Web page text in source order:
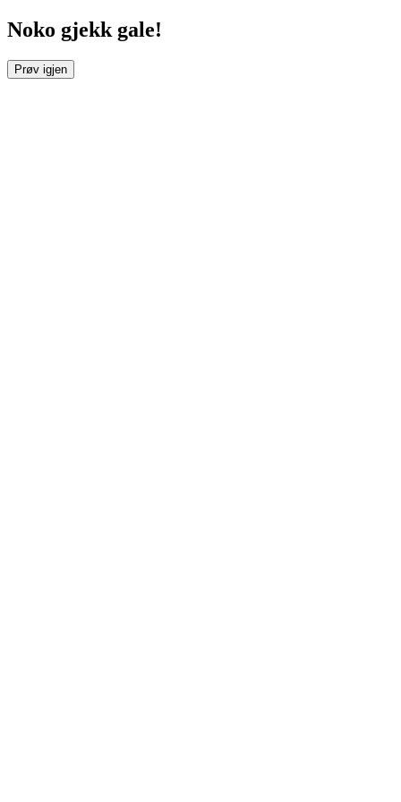
Noko gjekk gale!
Prøv igjen